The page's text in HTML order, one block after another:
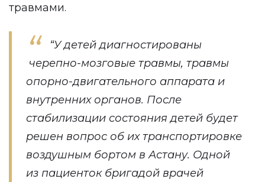
травмами.
“У детей диагностированы
черепно-мозговые травмы, травмы
опорно-двигательного аппарата и
внутренних органов. После
стабилизации состояния детей будет
решен вопрос об их транспортировке
воздушным бортом в Астану. Одной
из пациенток бригадой врачей